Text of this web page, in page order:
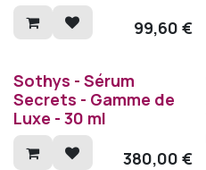
99,60 €
Sothys - Sérum
Secrets - Gamme de
Luxe - 30 ml
380,00 €